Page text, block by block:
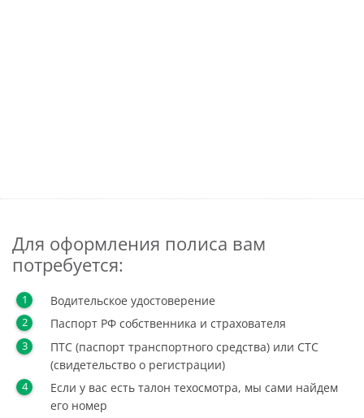
Для оформления полиса вам
потребуется:
Водительское удостоверение
Паспорт РФ собственника и страхователя
ПТС (паспорт транспортного средства) или СТС
(свидетельство о регистрации)
Если у вас есть талон техосмотра, мы сами найдем
его номер